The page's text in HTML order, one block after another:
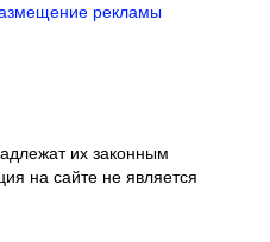
рекламы
их законным
на сайте не является